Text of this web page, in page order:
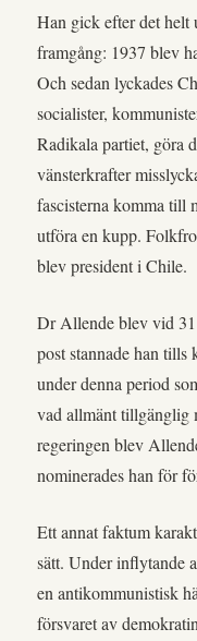
Han gick efter det
framgång: 1937 blev
Och sedan lyckades
socialister,
Radikala partiet, göra
vänsterkrafter
fascisterna komma till
utföra en kupp.
blev president i Chile.
Dr Allende blev vid 31
post stannade han
under denna period
vad allmänt tillgänglig
regeringen blev
nominerades han för
Ett annat faktum
sätt. Under inflytande
en antikommunistisk
försvaret av